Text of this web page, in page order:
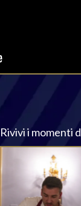
Rivivi i momenti